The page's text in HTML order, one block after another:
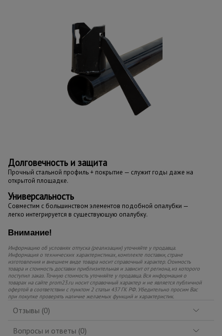
Долговечность и защита
Прочный стальной профиль + покрытие — служит годы даже на
открытой площадке.
Универсальность
Совместим с большинством элементов подобной опалубки —
легко интегрируется в существующую опалубку.
Внимание!
Информацию об условиях отпуска (реализации) уточняйте у продавца.
Информация о технических характеристиках, комплекте поставки, стране
изготовления и внешнем виде товара носит справочный характер. Стоимость
товара и стоимость доставки приблизительная и зависит от региона, из которого
поступил заказ. Точную стоимость уточняйте у продавца. Вся информация о
товарах на сайте prom23.ru носит справочный характер и не является публичной
офертой в соответствии с пунктом 2 статьи 437 ГК РФ. Убедительно просим Вас
при покупке проверять наличие желаемых функций и характеристик.
Отзывы (0)
Вопросы и ответы (0)